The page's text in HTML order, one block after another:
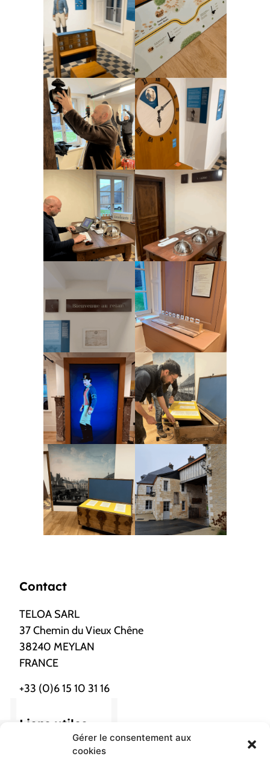
Gérer le consentement aux
cookies
Contact
TELOA SARL
37 Chemin du Vieux Chêne
38240 MEYLAN
FRANCE
+33 (0)6 15 10 31 16
Liens utiles
Nous localiser